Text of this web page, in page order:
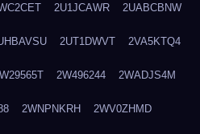
2U1JCAWR 2UABCBNW
2UT1DWVT 2VA5KTQ4
2W496244 2WADJS4M
2WNPNKRH 2WV0ZHMD